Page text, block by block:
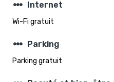
steppers Internet
Wi-Fi gratuit
steppers Parking
Parking gratuit